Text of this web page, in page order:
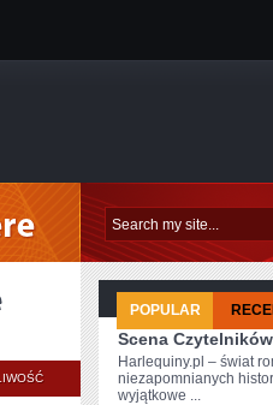
POPULAR
Scena Czytelników
Harlequiny.pl – świat
niezapomnianych
wyjątkowe ...